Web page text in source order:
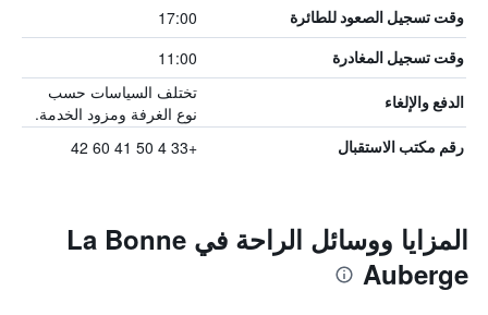
وقت تسجيل الصعود للطائرة 17:00
وقت تسجيل المغادرة 11:00
الدفع والإلغاء
تختلف السياسات حسب
نوع الغرفة ومزود الخدمة.
رقم مكتب الاستقبال +33 4 50 41 60 42
المزايا ووسائل الراحة في La Bonne
Auberge